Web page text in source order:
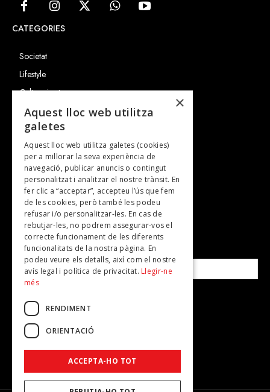
CATEGORIES
Societat
Lifestyle
Cultura i art
Entrevistes
Gastronomia
TV
Plans per fer
Revistes
SUBSCRIU-TE A LA NOSTRA NEWSLETTER!
Correu electrònic*
Accepto lapolítica de privacitat
×
Aquest lloc web utilitza
galetes
Aquest lloc web utilitza galetes (cookies)
per a millorar la seva experiència de
navegació, publicar anuncis o contingut
personalitzat i analitzar el nostre trànsit. En
fer clic a “acceptar”, accepteu l’ús que fem
de les cookies, però també les podeu
refusar i/o personalitzar-les. En cas de
rebutjar-les, no podrem assegurar-vos el
correcte funcionament de les diferents
funcionalitats de la nostra pàgina. En
podeu veure els detalls, així com el nostre
avís legal i política de privacitat. Llegir-ne
més
RENDIMENT
ORIENTACIÓ
ACCEPTA-HO TOT